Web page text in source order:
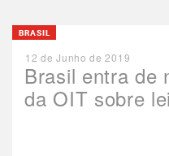
Brasil entra de
da OIT sobre
BRASIL
12 de Junho de 2019